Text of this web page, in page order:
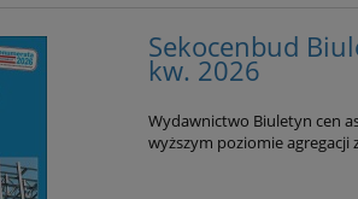
Sekocenbud
kw. 2026
Wydawnictwo Biuletyn cen
wyższym poziomie